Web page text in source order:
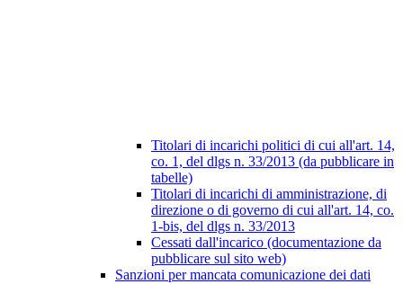
Titolari di incarichi politici di cui all'art. 14,
co. 1, del dlgs n. 33/2013 (da pubblicare in
tabelle)
Titolari di incarichi di amministrazione, di
direzione o di governo di cui all'art. 14, co.
1-bis, del dlgs n. 33/2013
Cessati dall'incarico (documentazione da
pubblicare sul sito web)
Sanzioni per mancata comunicazione dei dati